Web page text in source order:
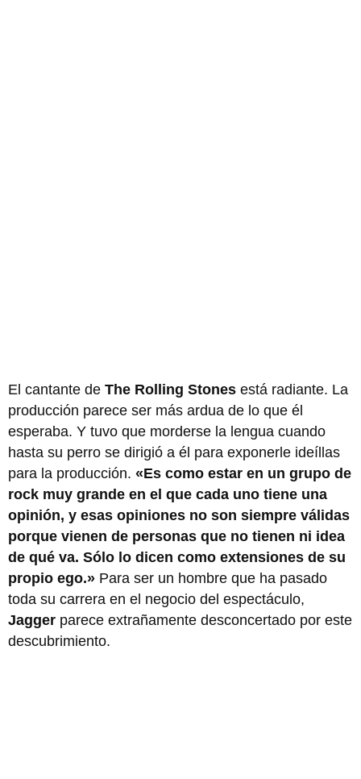
El cantante de The Rolling Stones está radiante. La
producción parece ser más ardua de lo que él
esperaba. Y tuvo que morderse la lengua cuando
hasta su perro se dirigió a él para exponerle ideíllas
para la producción. «Es como estar en un grupo de
rock muy grande en el que cada uno tiene una
opinión, y esas opiniones no son siempre válidas
porque vienen de personas que no tienen ni idea
de qué va. Sólo lo dicen como extensiones de su
propio ego.» Para ser un hombre que ha pasado
toda su carrera en el negocio del espectáculo,
Jagger parece extrañamente desconcertado por este
descubrimiento.